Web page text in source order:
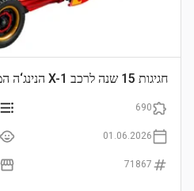
חגיגות 15 שנה לרכב X-1 הנינג‘ה המסתער
690
01.06.2026
71867